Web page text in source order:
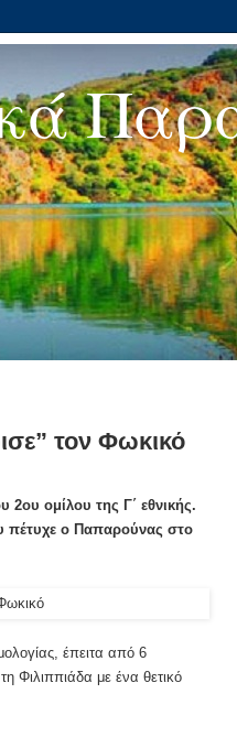
τον Φωκικό
ομίλου της Γ΄ εθνικής.
πέτυχε ο Παπαρούνας στο
έπειτα από 6
Φιλιππιάδα με ένα θετικό